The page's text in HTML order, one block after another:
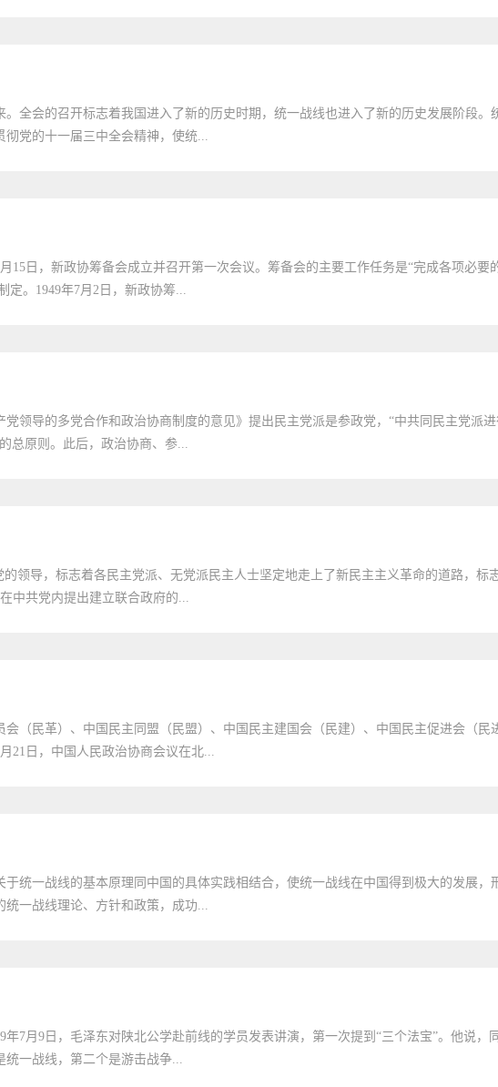
全会的召开标志着我国进入了新的历史时期，统一战线也进入了新的历史发展阶段。
党的十一届三中全会精神，使统...
日，新政协筹备会成立并召开第一次会议。筹备会的主要工作任务是“完成各项必要
。1949年7月2日，新政协筹...
领导的多党合作和政治协商制度的意见》提出民主党派是参政党，“中共同民主党派
总原则。此后，政治协商、参...
领导，标志着各民主党派、无党派民主人士坚定地走上了新民主主义革命的道路，标
中共党内提出建立联合政府的...
（民革）、中国民主同盟（民盟）、中国民主建国会（民建）、中国民主促进会（民
21日，中国人民政治协商会议在北...
统一战线的基本原理同中国的具体实践相结合，使统一战线在中国得到极大的发展，
一战线理论、方针和政策，成功...
7月9日，毛泽东对陕北公学赴前线的学员发表讲演，第一次提到“三个法宝”。他说，
一战线，第二个是游击战争...